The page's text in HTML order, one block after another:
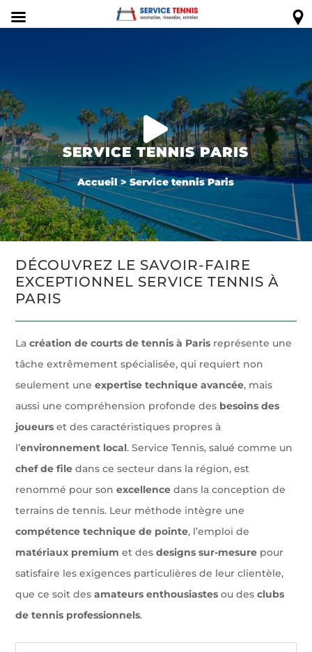

SERVICE TENNIS PARIS
Accueil > Service tennis Paris
DÉCOUVREZ LE SAVOIR-FAIRE
EXCEPTIONNEL SERVICE TENNIS À
PARIS
Lacréation de courts de tennis à Paris représente une
tâche extrêmement spécialisée, qui requiert non
seulement uneexpertise technique avancée, mais
aussi une compréhension profonde des besoins des
joueurs et des caractéristiques propres à
l’environnement local. Service Tennis, salué comme un
chef de file dans ce secteur dans la région, est
renommé pour sonexcellence dans la conception de
terrains de tennis. Leur méthode intègre une
compétence technique de pointe, l’emploi de
matériaux premium et desdesigns sur-mesure pour
satisfaire les exigences particulières de leur clientèle,
que ce soit desamateurs enthousiastes ou desclubs
de tennis professionnels.